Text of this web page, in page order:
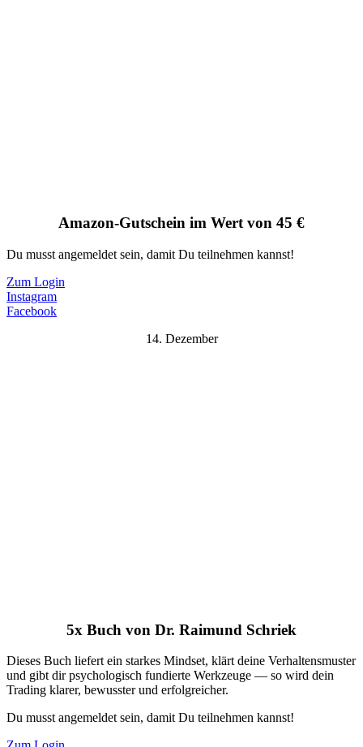
Amazon-Gutschein im Wert von 45 €
Du musst angemeldet sein, damit Du teilnehmen kannst!
Zum Login
Instagram
Facebook
14. Dezember
5x Buch von Dr. Raimund Schriek
Dieses Buch liefert ein starkes Mindset, klärt deine Verhaltensmuster
und gibt dir psychologisch fundierte Werkzeuge — so wird dein
Trading klarer, bewusster und erfolgreicher.
Du musst angemeldet sein, damit Du teilnehmen kannst!